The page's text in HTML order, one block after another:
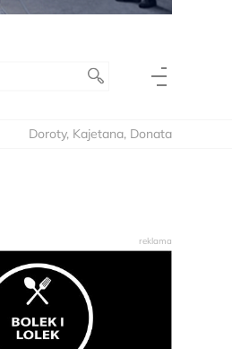
Doroty, Kajetana, Donata